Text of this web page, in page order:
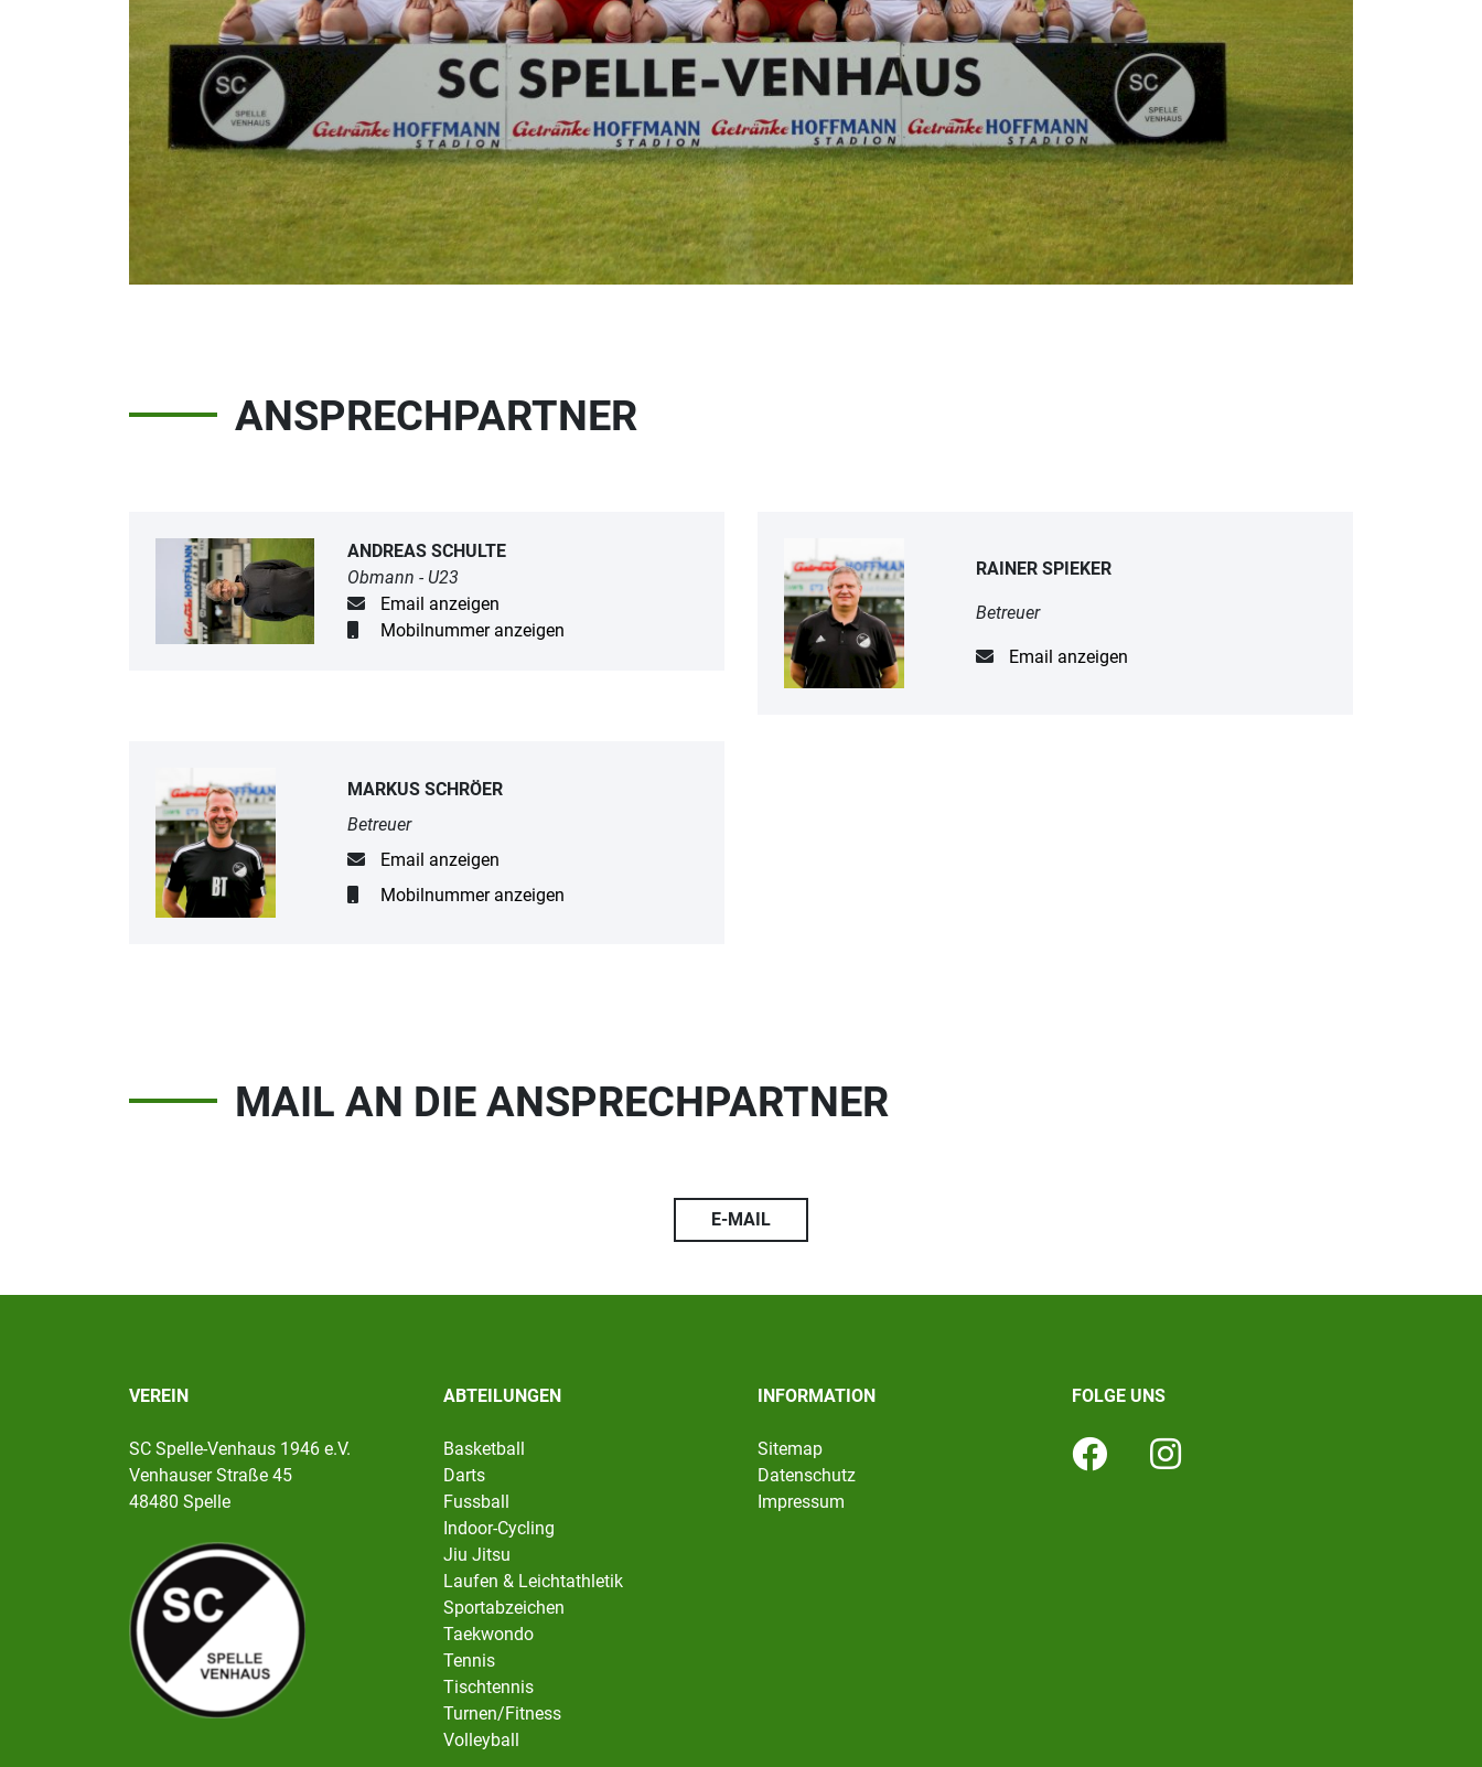
ANSPRECHPARTNER
ANDREAS SCHULTE
Obmann - U23
Email anzeigen
Mobilnummer anzeigen
RAINER SPIEKER
Betreuer
Email anzeigen
MARKUS SCHRÖER
Betreuer
Email anzeigen
Mobilnummer anzeigen
MAIL AN DIE ANSPRECHPARTNER
E-MAIL
VEREIN
SC Spelle-Venhaus 1946 e.V.
Venhauser Straße 45
48480 Spelle
ABTEILUNGEN
Basketball
Darts
Fussball
Indoor-Cycling
Jiu Jitsu
Laufen & Leichtathletik
Sportabzeichen
Taekwondo
Tennis
Tischtennis
Turnen/Fitness
Volleyball
INFORMATION
Sitemap
Datenschutz
Impressum
FOLGE UNS